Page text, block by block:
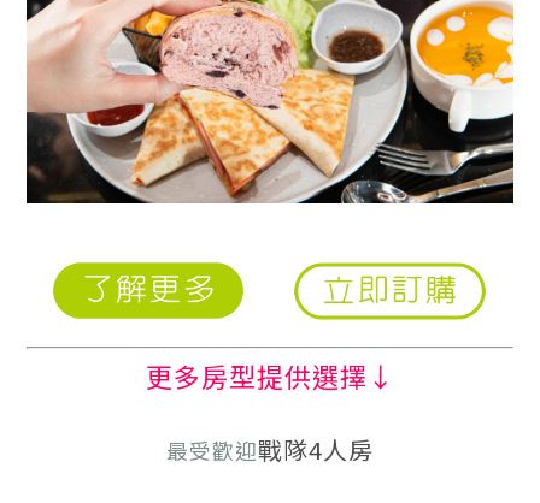
更多房型提供選擇↓
最受歡迎戰隊4人房